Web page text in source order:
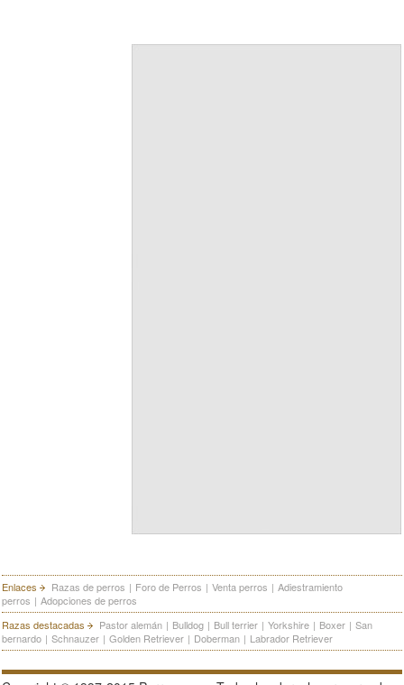
Enlaces Razas de perros | Foro de Perros | Venta perros | Adiestramiento
perros | Adopciones de perros
Razas destacadas
Pastor alemán | Bulldog | Bull terrier | Yorkshire | Boxer | San
bernardo | Schnauzer | Golden Retriever | Doberman | Labrador Retriever